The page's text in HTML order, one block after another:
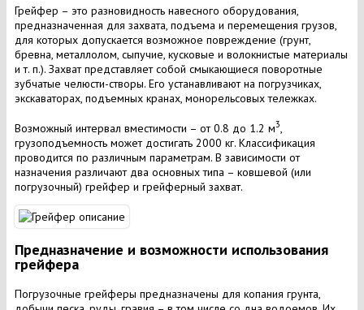
Грейфер – это разновидность навесного оборудования,
предназначенная для захвата, подъема и перемещения грузов,
для которых допускается возможное повреждение (грунт,
бревна, металлолом, сыпучие, кусковые и волокнистые материалы
и т. п.). Захват представляет собой смыкающиеся поворотные
зубчатые челюсти-створы. Его устанавливают на погрузчиках,
экскаваторах, подъемных кранах, монорельсовых тележках.
Возможный интервал вместимости – от 0.8 до 1.2 м3,
грузоподъемность может достигать 2000 кг. Классификация
проводится по различным параметрам. В зависимости от
назначения различают два основных типа – ковшевой (или
погрузочный) грейфер и грейферный захват.
Предназначение и возможности использования
грейфера
Погрузочные грейферы предназначены для копания грунта,